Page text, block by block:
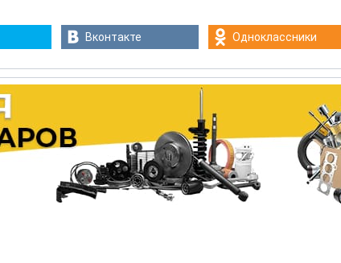
Вконтакте Одноклассники